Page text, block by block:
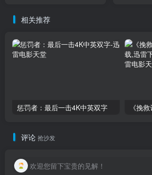
相关推荐
惩罚者：最后一击4K中英双字
评论 抢沙发
欢迎您留下宝贵的见解！